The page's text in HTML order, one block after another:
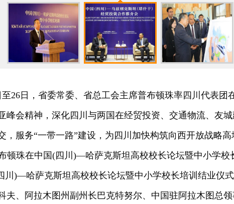
至26日，省委常委、省总工会主席普布顿珠率四川代表团
会精神，深化四川与两国在经贸投资、交通物流、友
，服务“一带一路”建设，为四川加快构筑向西开放战略
顿珠在中国(四川)—哈萨克斯坦高校校长论坛暨中小学校
川)—哈萨克斯坦高校校长论坛暨中小学校长培训结业仪
夫、阿拉木图州副州长巴克特努尔、中国驻阿拉木图总